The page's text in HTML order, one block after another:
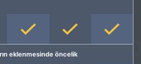
eklenmesinde öncelik